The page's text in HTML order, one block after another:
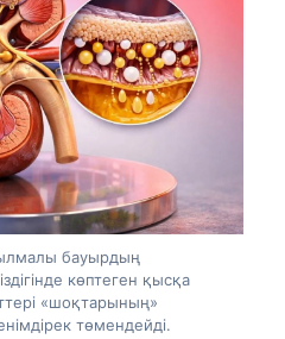
бауырдың
көптеген қысқа
«шоқтарының»
төмендейді.